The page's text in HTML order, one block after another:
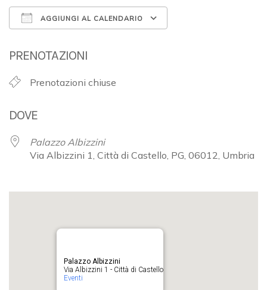
AGGIUNGI AL CALENDARIO
PRENOTAZIONI
Prenotazioni chiuse
DOVE
Palazzo Albizzini
Via Albizzini 1, Città di Castello, PG, 06012, Umbria
Palazzo Albizzini
Via Albizzini 1 - Città di Castello
Eventi